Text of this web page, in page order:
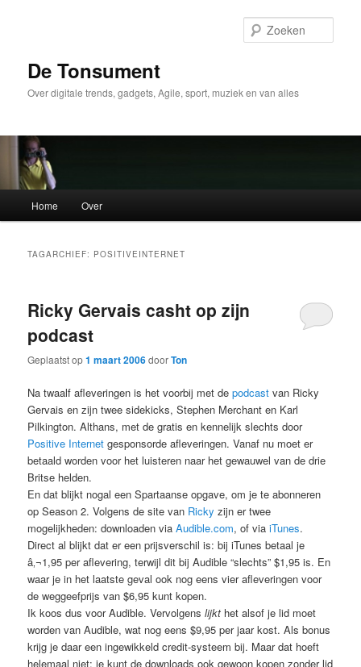
inhoud
inhoudDe Tonsument
Over digitale trends, gadgets, Agile, sport, muziek en van alles
Home Over
TAGARCHIEF: POSITIVEINTERNET
Ricky Gervais casht op zijn
podcast
Geplaatst op1 maart 2006doorTon
Na twaalf afleveringen is het voorbij met depodcast van Ricky
Gervais en zijn twee sidekicks, Stephen Merchant en Karl
Pilkington. Althans, met de gratis en kennelijk slechts door
Positive Internet gesponsorde afleveringen. Vanaf nu moet er
betaald worden voor het luisteren naar het gewauwel van de drie
Britse helden.
En dat blijkt nogal een Spartaanse opgave, om je te abonneren
op Season 2. Volgens de site van Ricky zijn er twee
mogelijkheden: downloaden viaAudible.com, of viaiTunes.
Direct al blijkt dat er een prijsverschil is: bij iTunes betaal je
â‚¬1,95 per aflevering, terwijl dit bij Audible “slechts” $1,95 is. En
waar je in het laatste geval ook nog eens vier afleveringen voor
de weggeefprijs van $6,95 kunt kopen.
Ik koos dus voor Audible. Vervolgenslijkt het alsof je lid moet
worden van Audible, wat nog eens $9,95 per jaar kost. Als bonus
krijg je daar een ingewikkeld credit-systeem bij. Maar dat hoeft
helemaal niet; je kunt de downloads ook gewoon kopen zonder lid